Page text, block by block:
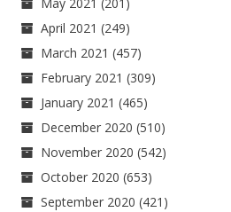
May 2021 (201)
April 2021 (249)
March 2021 (457)
February 2021 (309)
January 2021 (465)
December 2020 (510)
November 2020 (542)
October 2020 (653)
September 2020 (421)